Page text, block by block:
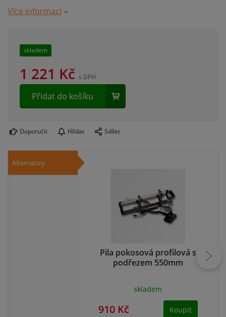
Více informací
skladem
1 221 Kč s DPH
Přidat do košíku
Doporučit Hlídat Sdílet
Alternativy
Pila pokosová profilová s
podřezem 550mm
skladem
910 Kč Koupit